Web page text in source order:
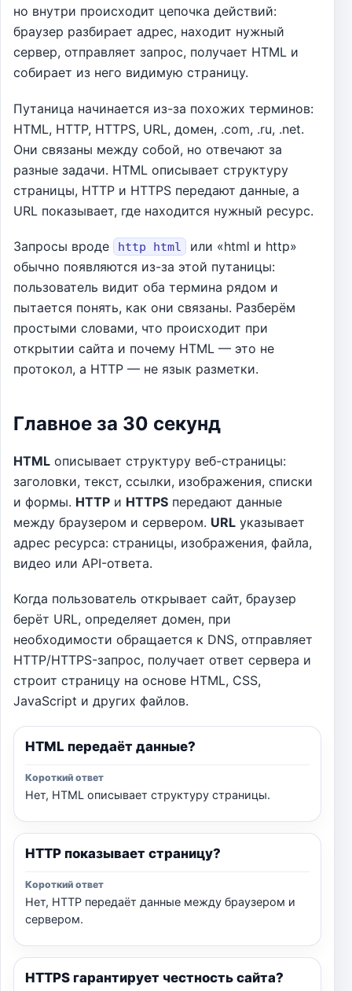
но внутри происходит цепочка действий:
браузер разбирает адрес, находит нужный
сервер, отправляет запрос, получает HTML и
собирает из него видимую страницу.
Путаница начинается из-за похожих терминов:
HTML, HTTP, HTTPS, URL, домен, .com, .ru, .net.
Они связаны между собой, но отвечают за
разные задачи. HTML описывает структуру
страницы, HTTP и HTTPS передают данные, а
URL показывает, где находится нужный ресурс.
Запросы вроде http html
или «html и http»
обычно появляются из-за этой путаницы:
пользователь видит оба термина рядом и
пытается понять, как они связаны. Разберём
простыми словами, что происходит при
открытии сайта и почему HTML — это не
протокол, а HTTP — не язык разметки.
Главное за 30 секунд
HTML описывает структуру веб-страницы:
заголовки, текст, ссылки, изображения, списки
и формы. HTTP и HTTPS передают данные
между браузером и сервером. URL указывает
адрес ресурса: страницы, изображения, файла,
видео или API-ответа.
Когда пользователь открывает сайт, браузер
берёт URL, определяет домен, при
необходимости обращается к DNS, отправляет
HTTP/HTTPS-запрос, получает ответ сервера и
строит страницу на основе HTML, CSS,
JavaScript и других файлов.
HTML передаёт данные?
Нет, HTML описывает структуру страницы.
HTTP показывает страницу?
Нет, HTTP передаёт данные между браузером и
сервером.
HTTPS гарантирует честность сайта?